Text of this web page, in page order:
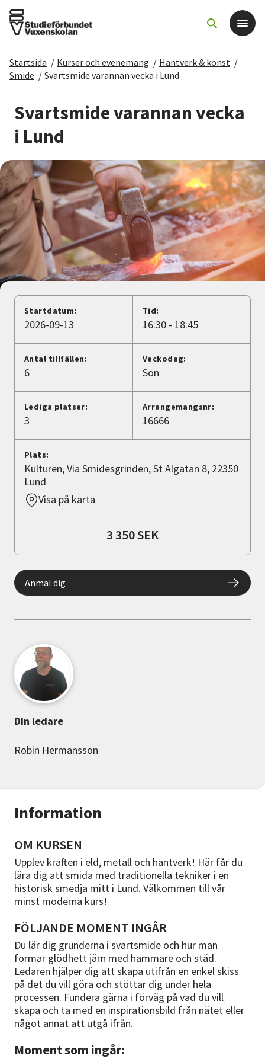
Det här gör vi
För dig som
Sök kurser och evenemang
Om SV
Starta studiecirkel
Cirkelledare
Nyheter
Avdelningar
Lyssna
Startsida / Kurser och evenemang / Hantverk & konst /
Smide / Svartsmide varannan vecka i Lund
Svartsmide varannan vecka
i Lund
Information
OM KURSEN
Upplev kraften i eld, metall och hantverk! Här får du
lära dig att smida med traditionella tekniker i en
historisk smedja mitt i Lund. Välkommen till vår
minst moderna kurs!
FÖLJANDE MOMENT INGÅR
Du lär dig grunderna i svartsmide och hur man
formar glödhett järn med hammare och städ.
Ledaren hjälper dig att skapa utifrån en enkel skiss
på det du vill göra och stöttar dig under hela
processen. Fundera gärna i förväg på vad du vill
skapa och ta med en inspirationsbild från nätet eller
något annat att utgå ifrån.
Moment som ingår:
Startdatum:
2026-09-13
Tid:
16:30 - 18:45
Antal tillfällen:
6
Veckodag:
Sön
Lediga platser:
3
Arrangemangsnr:
16666
Plats:
Kulturen, Via Smidesgrinden, St Algatan 8, 22350
Lund
Visa på karta
3 350 SEK
Anmäl dig
Din ledare
Robin Hermansson